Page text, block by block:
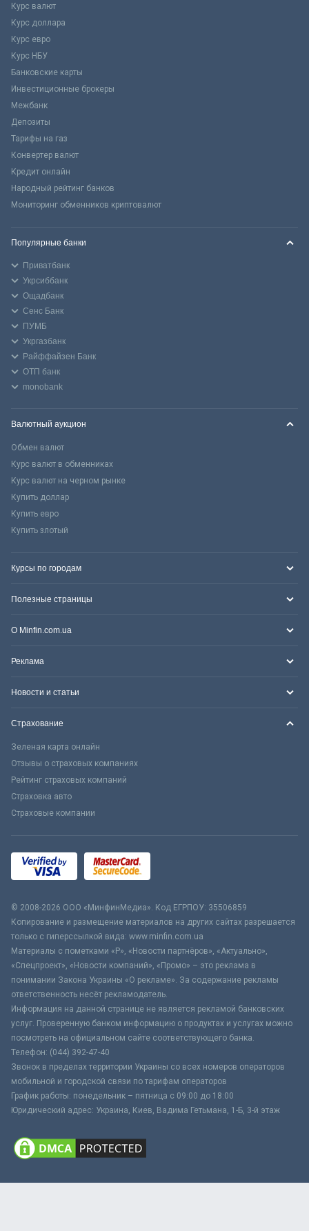
Курс валют
Курс доллара
Курс евро
Курс НБУ
Банковские карты
Инвестиционные брокеры
Межбанк
Депозиты
Тарифы на газ
Конвертер валют
Кредит онлайн
Народный рейтинг банков
Мониторинг обменников криптовалют
Популярные банки
Приватбанк
Укрсиббанк
Ощадбанк
Сенс Банк
ПУМБ
Укргазбанк
Райффайзен Банк
ОТП банк
monobank
Валютный аукцион
Обмен валют
Курс валют в обменниках
Курс валют на черном рынке
Купить доллар
Купить евро
Купить злотый
Курсы по городам
Полезные страницы
О Minfin.com.ua
Реклама
Новости и статьи
Страхование
Зеленая карта онлайн
Отзывы о страховых компаниях
Рейтинг страховых компаний
Страховка авто
Страховые компании
© 2008-2026 ООО «МинфинМедиа». Код ЕГРПОУ: 35506859
Копирование и размещение материалов на других сайтах разрешается
только с гиперссылкой вида: www.minfin.com.ua
Материалы с пометками «Р», «Новости партнёров», «Актуально»,
«Спецпроект», «Новости компаний», «Промо» – это реклама в
понимании Закона Украины «О рекламе». За содержание рекламы
ответственность несёт рекламодатель.
Информация на данной странице не является рекламой банковских
услуг. Проверенную банком информацию о продуктах и услугах можно
посмотреть на официальном сайте соответствующего банка.
Телефон: (044) 392-47-40
Звонок в пределах территории Украины со всех номеров операторов
мобильной и городской связи по тарифам операторов
График работы: понедельник – пятница с 09:00 до 18:00
Юридический адрес: Украина, Киев, Вадима Гетьмана, 1-Б, 3-й этаж